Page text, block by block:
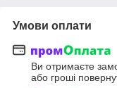
Умови оплати
Ви отримаєте
або гроші